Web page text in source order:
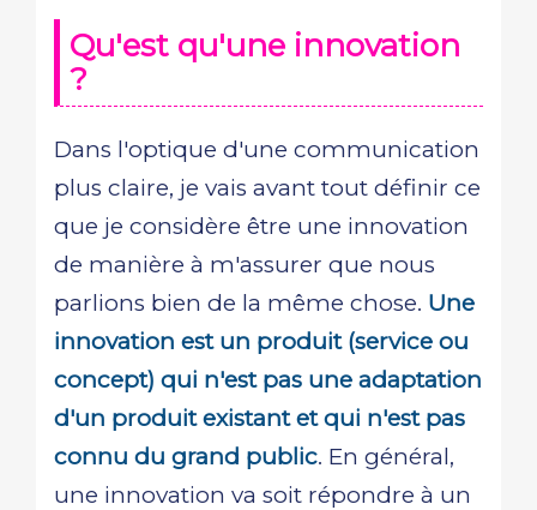
Qu'est qu'une innovation
?
Dans l'optique d'une communication
plus claire, je vais avant tout définir ce
que je considère être une innovation
de manière à m'assurer que nous
parlions bien de la même chose. Une
innovation est un produit (service ou
concept) qui n'est pas une adaptation
d'un produit existant et qui n'est pas
connu du grand public. En général,
une innovation va soit répondre à un